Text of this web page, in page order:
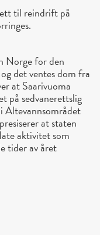
til reindrift på
Norge for den
det ventes dom fra
at Saarivuoma
på sedvanerettslig
Altevannsområdet
at staten
aktivitet som
tider av året